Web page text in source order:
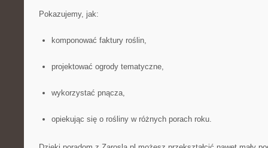
Pokazujemy, jak:
komponować faktury roślin,
projektować ogrody tematyczne,
wykorzystać pnącza,
opiekując się o rośliny w różnych porach roku.